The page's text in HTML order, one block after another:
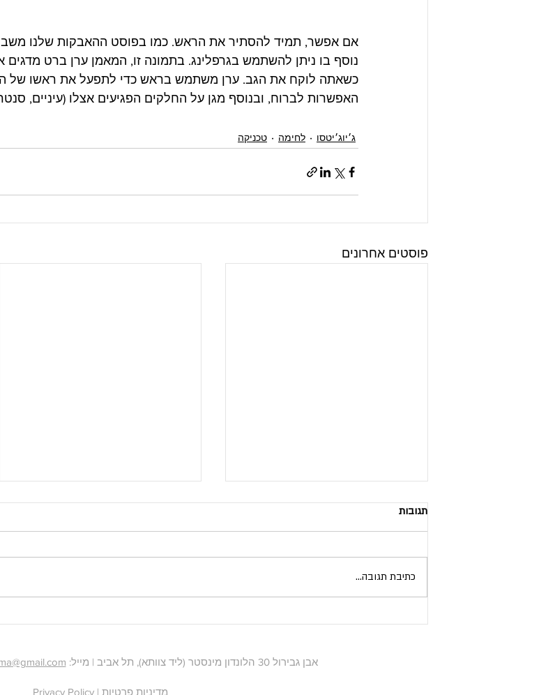
אם אפשר, תמיד להסתיר את הראש. כמו בפוסט ההאבקות שלנו
נוסף בו ניתן להשתמש בגרפלינג. בתמונה זו, המאמן ערן ברט
כשאתה לוקח את הגב. ערן משתמש בראש כדי לתפעל את ראשו של
האפשרות לברוח, ובנוסף מגן על החלקים הפגיעים אצלו (עיניים,
ג׳יוג׳יטסו לחימה טכניקה
פוסטים אחרונים
מינוף כוחות מנוגדים
תגובות
כתיבת תגובה...
אבן גבירול 30 הלונדון מינסטר (ליד צוותא), תל אביב | מייל:
Privacy Policy | מדיניות פרטיות